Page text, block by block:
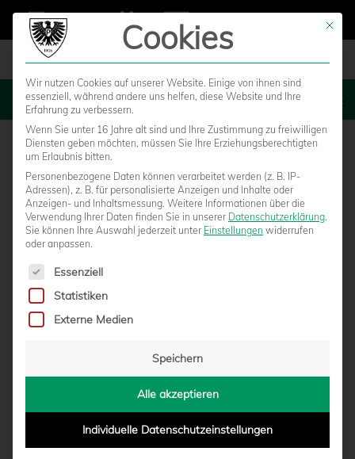
MENU
AKTIVE FANSZENE ORGANISIERT
vonMarcel Weskamp|25.02.2020 - 13:47
Mit
Cookies
Wir nutzen Cookies auf unserer Website. Einige von ihnen sind
essenziell, während andere uns helfen, diese Website und Ihre
Erfahrung zu verbessern.
Wenn Sie unter 16 Jahre alt sind und Ihre Zustimmung zu freiwilligen
Diensten geben möchten, müssen Sie Ihre Erziehungsberechtigten
um Erlaubnis bitten.
Personenbezogene Daten können verarbeitet werden (z. B. IP-
Adressen), z. B. für personalisierte Anzeigen und Inhalte oder
Anzeigen- und Inhaltsmessung. Weitere Informationen über die
Verwendung Ihrer Daten finden Sie in unserer Datenschutzerklärung.
Sie können Ihre Auswahl jederzeit unter Einstellungen widerrufen
oder anpassen.
Es folgt eine Liste der Service-Gruppen, für die eine
Essenziell
Statistiken
Externe Medien
Speichern
Alle akzeptieren
Individuelle Datenschutzeinstellungen